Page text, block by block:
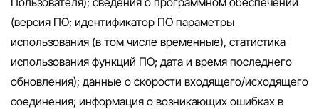
(версия ПО; идентификатор ПО параметры
использования (в том числе временные), статистика
использования функций ПО; дата и время последнего
обновления); данные о скорости входящего/исходящего
соединения; информация о возникающих ошибках в